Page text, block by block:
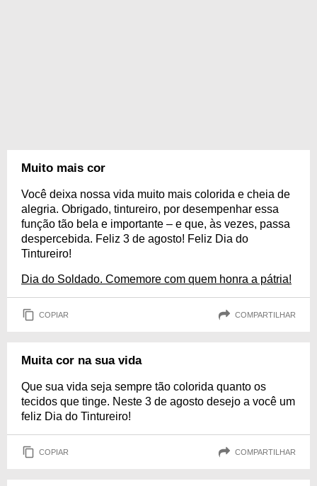
Muito mais cor
Você deixa nossa vida muito mais colorida e cheia de
alegria. Obrigado, tintureiro, por desempenhar essa
função tão bela e importante – e que, às vezes, passa
despercebida. Feliz 3 de agosto! Feliz Dia do
Tintureiro!
Dia do Soldado. Comemore com quem honra a pátria!
COPIAR COMPARTILHAR
Muita cor na sua vida
Que sua vida seja sempre tão colorida quanto os
tecidos que tinge. Neste 3 de agosto desejo a você um
feliz Dia do Tintureiro!
COPIAR COMPARTILHAR